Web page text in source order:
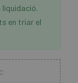
en triar el